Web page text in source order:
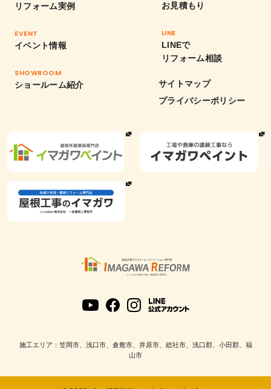
リフォーム実例
EVENT
イベント情報
SHOWROOM
ショールーム紹介
お見積もり
LINE
LINEで
リフォーム相談
サイトマップ
プライバシーポリシー
施工エリア：笠岡市、浅口市、倉敷市、井原市、総社市、浅口郡、小田郡、福
山市